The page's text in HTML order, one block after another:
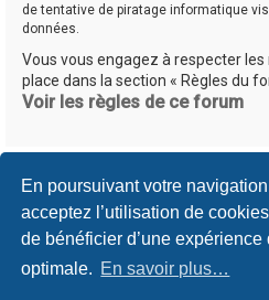
En poursuivant votre
acceptez l’utilisation de
de bénéficier d’une expérience
optimale. En savoir plus…
de tentative de piratage informatique
données.
Vous vous engagez à respecter
place dans la section « Règles du
Voir les règles de ce forum